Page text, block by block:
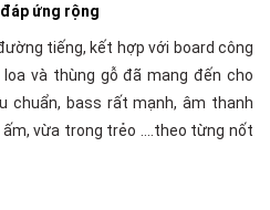
ứng rộng
tiếng, kết hợp với board công
và thùng gỗ đã mang đến cho
chuẩn, bass rất mạnh, âm thanh
vừa trong trẻo ….theo từng nốt